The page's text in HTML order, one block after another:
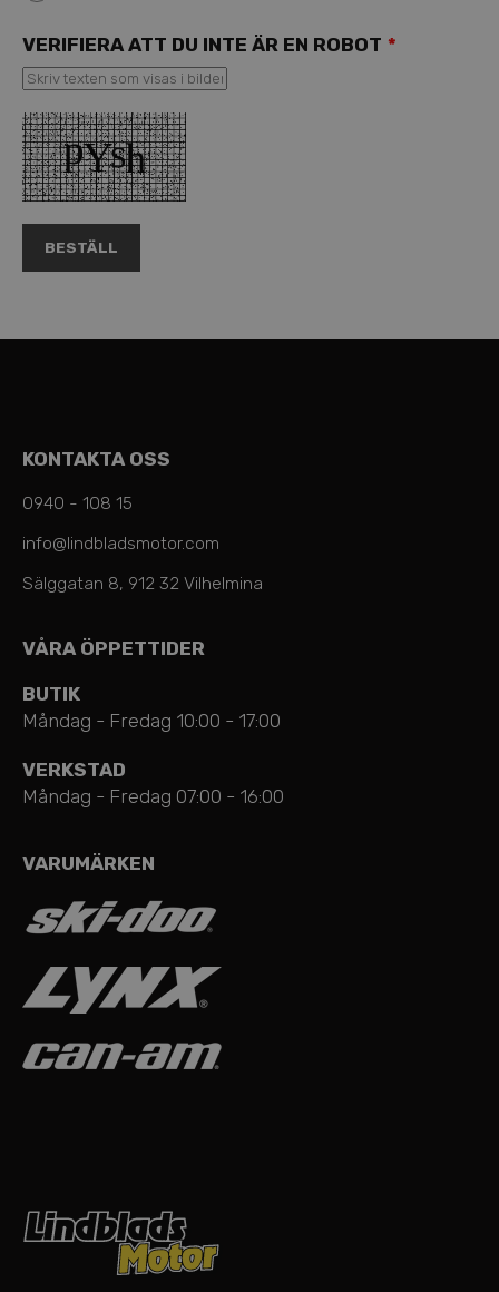
VERIFIERA ATT DU INTE ÄR EN ROBOT *
KONTAKTA OSS
0940 - 108 15
info@lindbladsmotor.com
Sälggatan 8, 912 32 Vilhelmina
VÅRA ÖPPETTIDER
BUTIK
Måndag - Fredag 10:00 - 17:00
VERKSTAD
Måndag - Fredag 07:00 - 16:00
VARUMÄRKEN